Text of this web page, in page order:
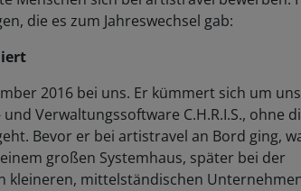
die es zum Jahreswechsel gab:
2016 bei uns. Er kümmert sich um
Verwaltungssoftware C.H.R.I.S., ohne
Bevor er bei artistravel an Bord ging,
großen Systemhaus, später bei der
kleineren, mittelständischen Unternehmen